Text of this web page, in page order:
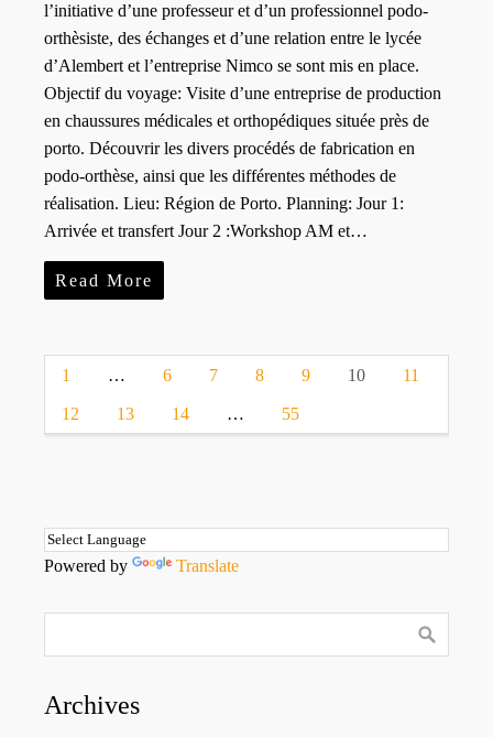
l’initiative d’une professeur et d’un professionnel podo-
orthèsiste, des échanges et d’une relation entre le lycée
d’Alembert et l’entreprise Nimco se sont mis en place.
Objectif du voyage: Visite d’une entreprise de production
en chaussures médicales et orthopédiques située près de
porto. Découvrir les divers procédés de fabrication en
podo-orthèse, ainsi que les différentes méthodes de
réalisation. Lieu: Région de Porto. Planning: Jour 1:
Arrivée et transfert Jour 2 :Workshop AM et…
Read More
1 … 6 7 8 9 10 11
12 13 14 … 55
Powered by Translate
Archives